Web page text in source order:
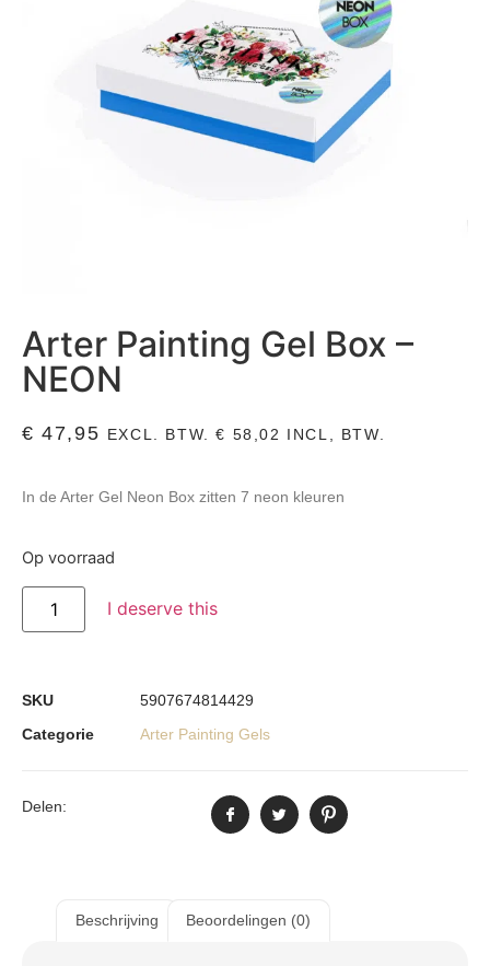
Arter Painting Gel Box –
NEON
€ 47,95 EXCL. BTW.€ 58,02 INCL, BTW.
In de Arter Gel Neon Box zitten 7 neon kleuren
Op voorraad
I deserve this
SKU
5907674814429
Categorie
Arter Painting Gels
Delen:
Beschrijving Beoordelingen (0)